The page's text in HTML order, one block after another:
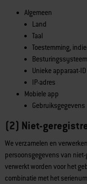
Algemeen
Land
Taal
Toestemming,
Unieke apparaat-ID
IP-adres
Mobiele app
(2) Niet-
We verzamelen en
persoonsgegevens van
verwerkt worden voor het
combinatie met het